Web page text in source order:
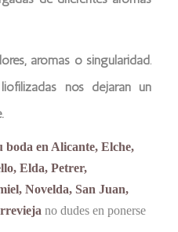
aromas o singularidad.
nos dejaran un
boda en Alicante, Elche,
Elda, Petrer,
Novelda, San Juan,
no dudes en ponerse